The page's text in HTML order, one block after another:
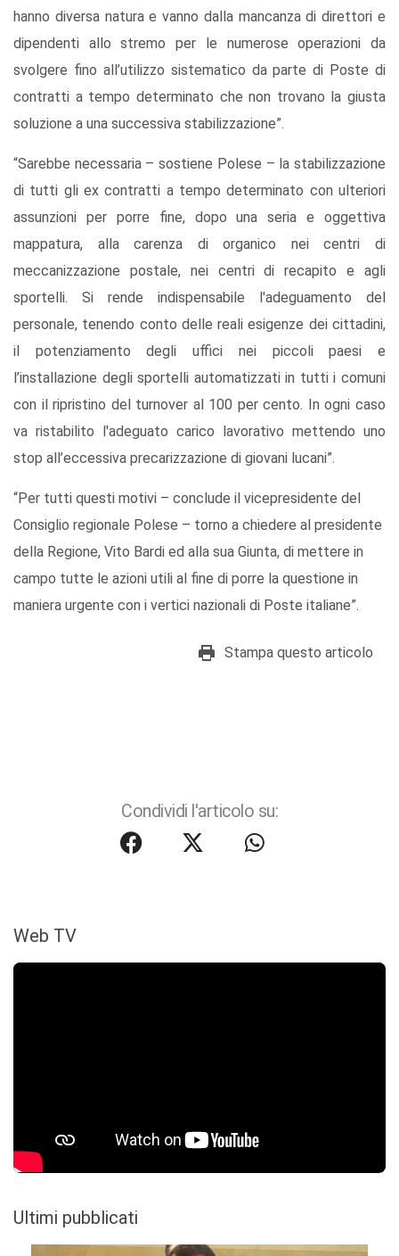
hanno diversa natura e vanno dalla mancanza di direttori e
dipendenti allo stremo per le numerose operazioni da
svolgere fino all’utilizzo sistematico da parte di Poste di
contratti a tempo determinato che non trovano la giusta
soluzione a una successiva stabilizzazione”.
“Sarebbe necessaria – sostiene Polese – la stabilizzazione
di tutti gli ex contratti a tempo determinato con ulteriori
assunzioni per porre fine, dopo una seria e oggettiva
mappatura, alla carenza di organico nei centri di
meccanizzazione postale, nei centri di recapito e agli
sportelli. Si rende indispensabile l'adeguamento del
personale, tenendo conto delle reali esigenze dei cittadini,
il potenziamento degli uffici nei piccoli paesi e
l’installazione degli sportelli automatizzati in tutti i comuni
con il ripristino del turnover al 100 per cento. In ogni caso
va ristabilito l'adeguato carico lavorativo mettendo uno
stop all’eccessiva precarizzazione di giovani lucani”.
“Per tutti questi motivi – conclude il vicepresidente del
Consiglio regionale Polese – torno a chiedere al presidente
della Regione, Vito Bardi ed alla sua Giunta, di mettere in
campo tutte le azioni utili al fine di porre la questione in
maniera urgente con i vertici nazionali di Poste italiane”.
Stampa questo articolo
Condividi l'articolo su:
Web TV
Ultimi pubblicati